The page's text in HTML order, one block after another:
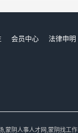
会员中心
法律申明
,蒙阴人事人才网,蒙阴找工作